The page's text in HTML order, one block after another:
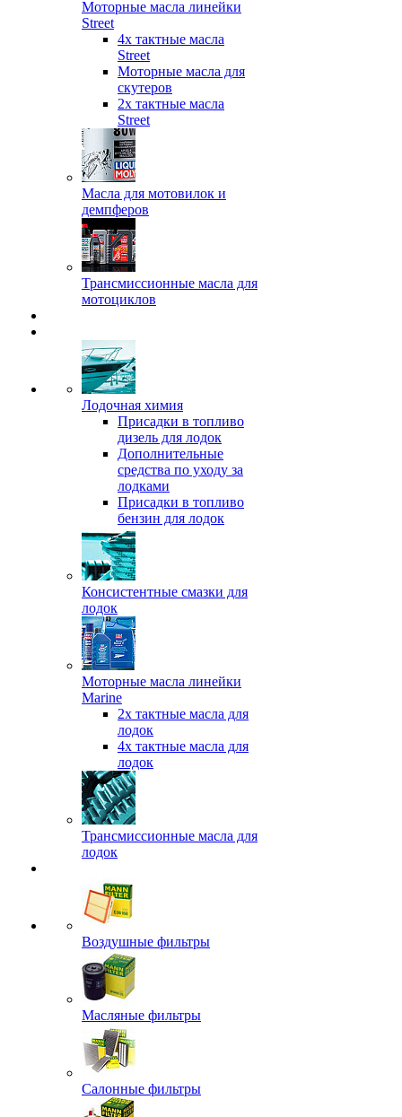
Моторные масла линейки
Street
4х тактные масла
Street
Моторные масла для
скутеров
2х тактные масла
Street
Масла для мотовилок и
демпферов
Трансмиссионные масла для
мотоциклов
Лодочная химия
Присадки в топливо
дизель для лодок
Дополнительные
средства по уходу за
лодками
Присадки в топливо
бензин для лодок
Консистентные смазки для
лодок
Моторные масла линейки
Marine
2х тактные масла для
лодок
4х тактные масла для
лодок
Трансмиссионные масла для
лодок
Воздушные фильтры
Масляные фильтры
Салонные фильтры